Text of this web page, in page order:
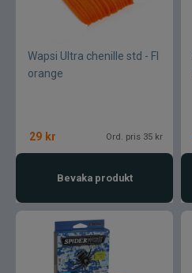
Armada
Baltic
BKK
Benecchi
Billow Baits
Bite Of Bleak
Wapsi Ultra chenille std - Fl
orange
29 kr Ord. pris 35 kr
Bevaka produkt